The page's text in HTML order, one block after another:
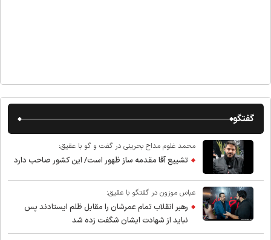
گفتگو
محمد غلوم مداح بحرینی در گفت و گو با عقیق:
تشییع آقا مقدمه ساز ظهور است/ این کشور صاحب دارد
عباس موزون در گفتگو با عقیق:
رهبر انقلاب تمام عمرشان را مقابل ظلم ایستادند پس
نباید از شهادت ایشان شگفت زده شد